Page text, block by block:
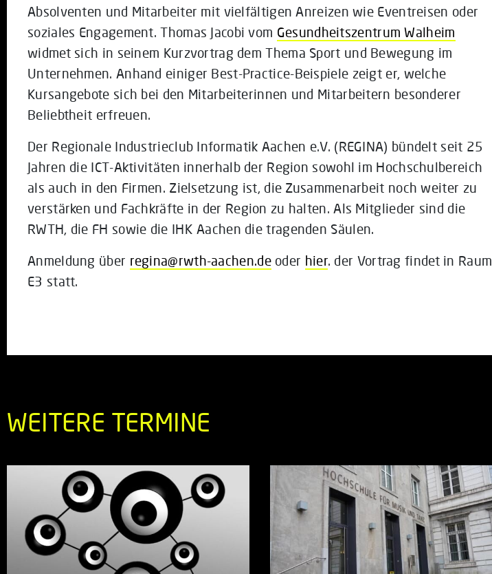
Absolventen und Mitarbeiter mit vielfältigen Anreizen wie Eventreisen oder
soziales Engagement. Thomas Jacobi vom Gesundheitszentrum Walheim
widmet sich in seinem Kurzvortrag dem Thema Sport und Bewegung im
Unternehmen. Anhand einiger Best-Practice-Beispiele zeigt er, welche
Kursangebote sich bei den Mitarbeiterinnen und Mitarbeitern besonderer
Beliebtheit erfreuen.
Der Regionale Industrieclub Informatik Aachen e.V. (REGINA) bündelt seit 25
Jahren die ICT-Aktivitäten innerhalb der Region sowohl im Hochschulbereich
als auch in den Firmen. Zielsetzung ist, die Zusammenarbeit noch weiter zu
verstärken und Fachkräfte in der Region zu halten. Als Mitglieder sind die
RWTH, die FH sowie die IHK Aachen die tragenden Säulen.
Anmeldung über regina@rwth-aachen.deoder hier. der Vortrag findet in Raum
E3 statt.
WEITERE TERMINE